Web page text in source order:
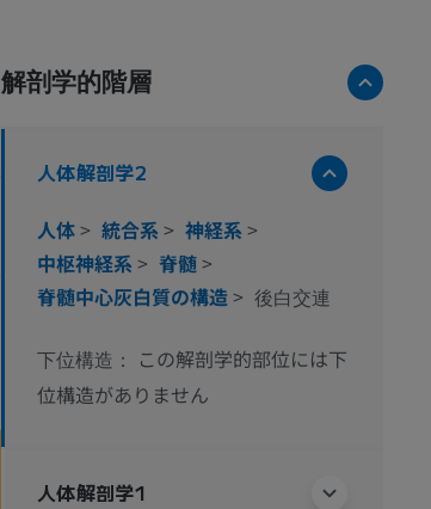
解剖学的階層
人体解剖学2
人体> 統合系> 神経系>
中枢神経系> 脊髄>
脊髄中心灰白質の構造> 後白交連
下位構造：
この解剖学的部位には下
位構造がありません
人体解剖学1